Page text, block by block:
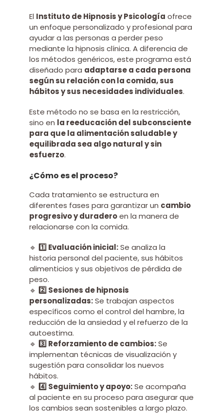
El Instituto de Hipnosis y Psicología ofrece
un enfoque personalizado y profesional para
ayudar a las personas a perder peso
mediante la hipnosis clínica. A diferencia de
los métodos genéricos, este programa está
diseñado para adaptarse a cada persona
según su relación con la comida, sus
hábitos y sus necesidades individuales.
Este método no se basa en la restricción,
sino en la reeducación del subconsciente
para que la alimentación saludable y
equilibrada sea algo natural y sin
esfuerzo.
¿Cómo es el proceso?
Cada tratamiento se estructura en
diferentes fases para garantizar un cambio
progresivo y duraderoen la manera de
relacionarse con la comida.
🔹 1️⃣ Evaluación inicial:Se analiza la
historia personal del paciente, sus hábitos
alimenticios y sus objetivos de pérdida de
peso.
🔹 2️⃣ Sesiones de hipnosis
personalizadas:Se trabajan aspectos
específicos como el control del hambre, la
reducción de la ansiedad y el refuerzo de la
autoestima.
🔹 3️⃣ Reforzamiento de cambios:Se
implementan técnicas de visualización y
sugestión para consolidar los nuevos
hábitos.
🔹 4️⃣ Seguimiento y apoyo:Se acompaña
al paciente en su proceso para asegurar que
los cambios sean sostenibles a largo plazo.